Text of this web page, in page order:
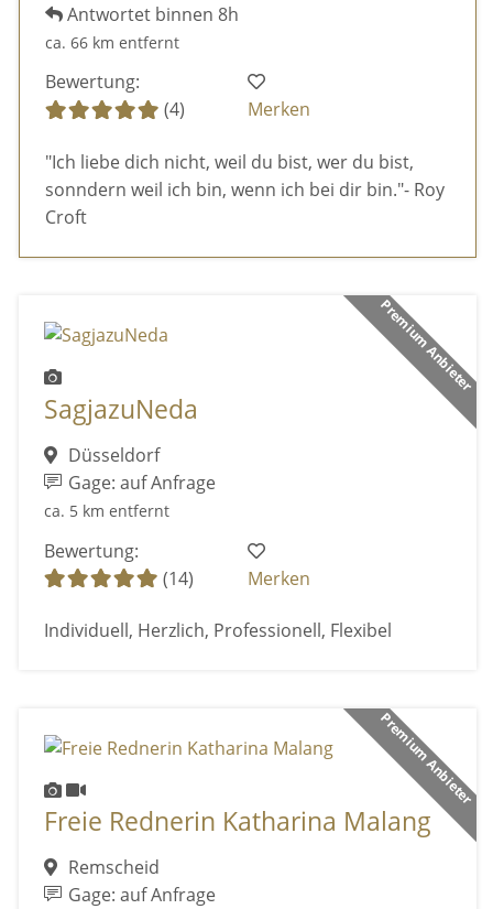
Antwortet binnen 8h
ca. 66 km entfernt
Bewertung:
(4)
Merken
"Ich liebe dich nicht, weil du bist, wer du bist,
sonndern weil ich bin, wenn ich bei dir bin."- Roy
Croft
Premium Anbieter
SagjazuNeda
Düsseldorf
Gage: auf Anfrage
ca. 5 km entfernt
Bewertung:
(14)
Merken
Individuell, Herzlich, Professionell, Flexibel
Premium Anbieter
Freie Rednerin Katharina Malang
Remscheid
Gage: auf Anfrage